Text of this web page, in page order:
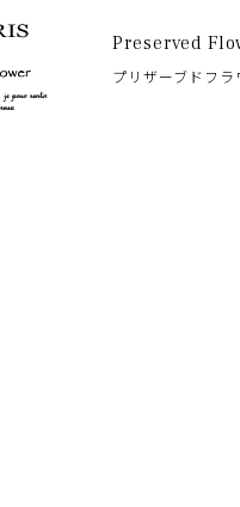
Preserved
プリザーブドフラ